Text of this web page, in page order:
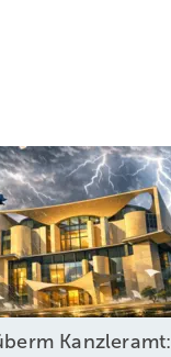
Kanzleramt: